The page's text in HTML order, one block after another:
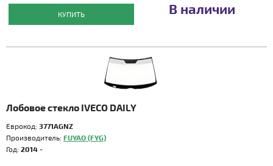
КУПИТЬ В наличии
Лобовое стекло IVECO DAILY
Еврокод: 3771AGNZ
Производитель: FUYAO (FYG)
Год: 2014 -